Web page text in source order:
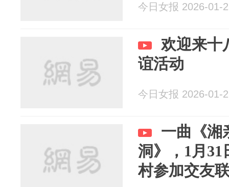
今日女报 2026-01-
欢迎来十
谊活动
今日女报 2026-01-
一曲《湘
洞》，1月31
村参加交友